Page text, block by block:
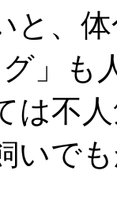
と、
」も
は不
いで